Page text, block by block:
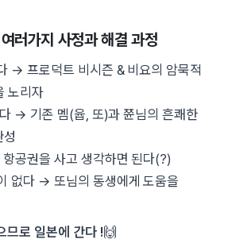
러가지 사정과 해결 과정
→ 프로덕트 비시즌 & 비요의 암묵적
노리자
→ 기존 멤(윱, 또)과 쮼님의 흔쾌한
공권을 사고 생각하면 된다(?)
없다 → 또님의 동생에게 도움을
므로 일본에 간다 !🙌